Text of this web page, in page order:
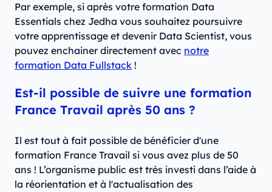
Par exemple, si après votre formation Data
Essentials chez Jedha vous souhaitez poursuivre
votre apprentissage et devenir Data Scientist, vous
pouvez enchainer directement avec notre
formation Data Fullstack !
Est-il possible de suivre une formation
France Travail après 50 ans ?
Il est tout à fait possible de bénéficier d'une
formation France Travail si vous avez plus de 50
ans ! L’organisme public est très investi dans l’aide à
la réorientation et à l'actualisation des